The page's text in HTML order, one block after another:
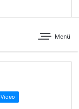
Menü
Video